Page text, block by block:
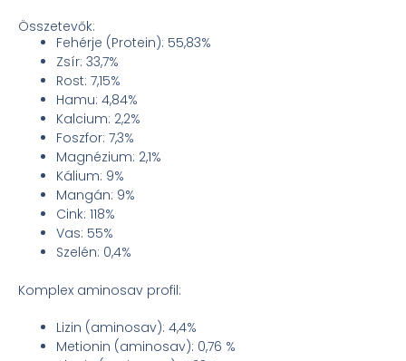
Összetevők:
Fehérje (Protein): 55,83%
Zsír: 33,7%
Rost: 7,15%
Hamu: 4,84%
Kalcium: 2,2%
Foszfor: 7,3%
Magnézium: 2,1%
Kálium: 9%
Mangán: 9%
Cink: 118%
Vas: 55%
Szelén: 0,4%
Komplex aminosav profil:
Lizin (aminosav): 4,4%
Metionin (aminosav): 0,76 %